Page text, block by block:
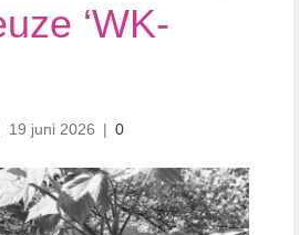
‘WK-
19 juni 2026 | 0